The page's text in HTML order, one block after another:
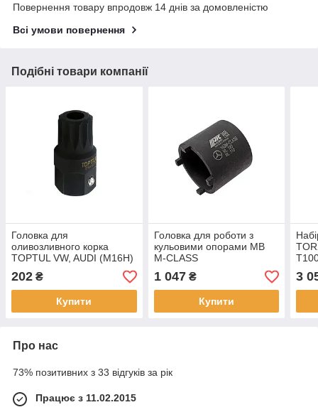
Повернення товару впродовж 14 днів за домовленістю
Всі умови повернення
Подібні товари компанії
Головка для
оливозливного корка
TOPTUL VW, AUDI (M16H)
L38 мм JDBB1617
202 ₴
Купити
Головка для роботи з
кульовими опорами MB
M-CLASS
1 047₴
Купити
3/4"
3
Про нас
73% позитивних з 33 відгуків за рік
Працює з 11.02.2015